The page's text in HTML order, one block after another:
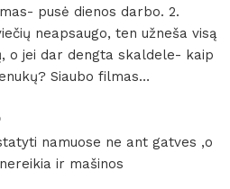
pusė dienos darbo. 2.
neapsaugo, ten užneša visą
o jei dar dengta skaldele- kaip
Siaubo filmas…
namuose ne ant gatves ,o
ir mašinos